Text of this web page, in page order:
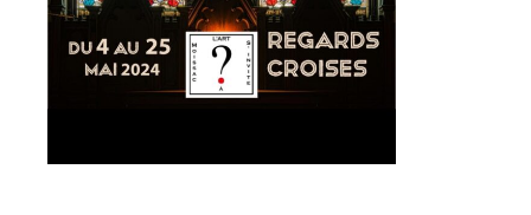
Statut / Organisation
Adresse email*
Prénom